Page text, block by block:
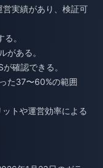
営実績があり、検証可
。
がある。
確認できる。
た37〜60%の範囲
トや運営効率による